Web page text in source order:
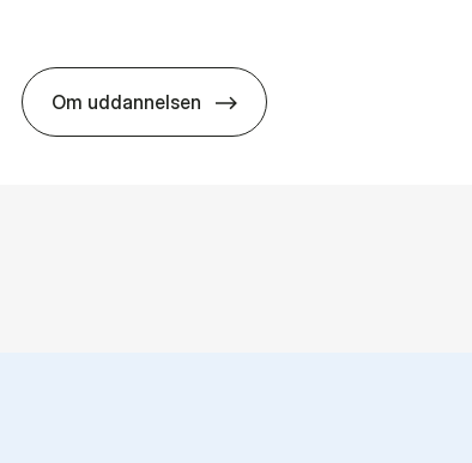
Om uddannelsen
HA i mar­keds- og kul­tu­r­a­na­ly­se